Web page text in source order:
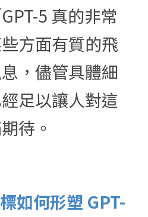
5 真的非常
方面有質的飛
，儘管具體細
足以讓人對這
待。
如何形塑 GPT-